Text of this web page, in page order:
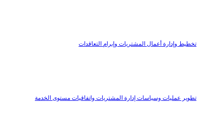
تخطيط وإدارة أعمال المشتريات وإبرام التعاقدات
تطوير عمليات وسياسات إدارة المشتريات واتفاقيات مستوى الخدمة